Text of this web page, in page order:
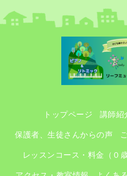
トップページ 講師紹
保護者、生徒さんからの声
レッスンコース・料金（０